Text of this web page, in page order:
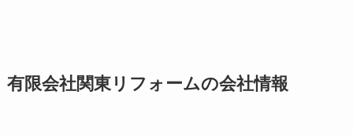
有限会社関東リフォームの会社情報